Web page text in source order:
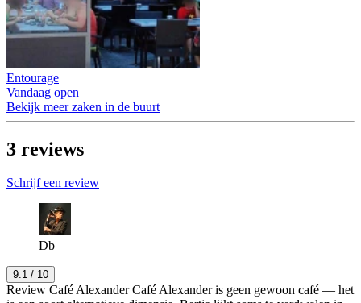
Entourage
Vandaag open
Bekijk meer zaken in de buurt
3 reviews
Schrijf een review
Db
9.1 / 10
Review Café Alexander Café Alexander is geen gewoon café — het